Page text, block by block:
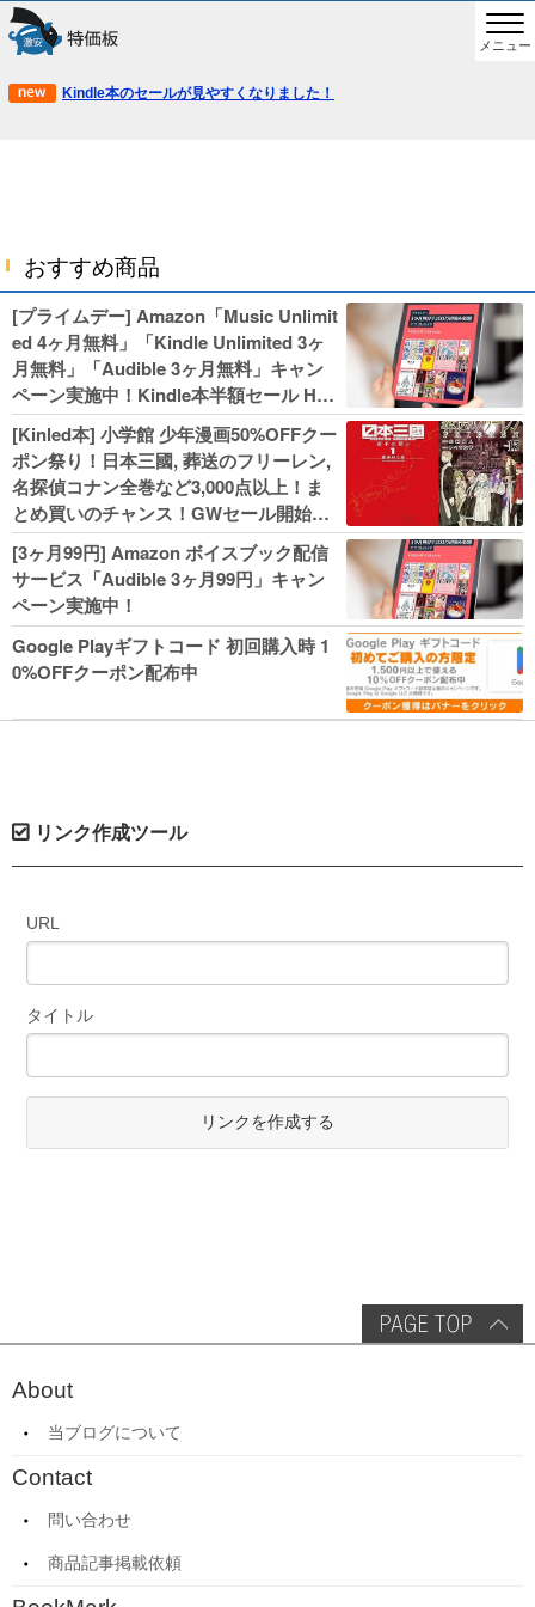
メニュー
Kindle本のセールが見やすくなりました！
おすすめ商品
[プライムデー] Amazon「Music Unlimit
ed 4ヶ月無料」「Kindle Unlimited 3ヶ
月無料」「Audible 3ヶ月無料」キャン
ペーン実施中！Kindle本半額セール HU
NTER×HUNTERなど集英社、無職転生,
幼女戦記などKADOKAWA、キャプテン
翼100円セールも！
[Kinled本] 小学館 少年漫画50%OFFクー
ポン祭り！日本三國, 葬送のフリーレン,
名探偵コナン全巻など3,000点以上！ま
とめ買いのチャンス！GWセール開始！
人気コミック多数 カドカワ祭やIT関連本
がセールに！
[3ヶ月99円] Amazon ボイスブック配信
サービス「Audible 3ヶ月99円」キャン
ペーン実施中！
Google Playギフトコード 初回購入時 1
0%OFFクーポン配布中
リンク作成ツール
URL
タイトル
リンクを作成する
About
当ブログについて
Contact
問い合わせ
商品記事掲載依頼